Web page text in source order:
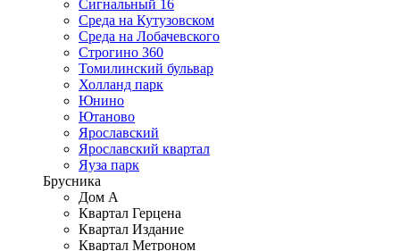
Сигнальный 16
Среда на Кутузовском
Среда на Лобачевского
Строгино 360
Томилинский бульвар
Холланд парк
Юнино
Ютаново
Ярославский
Ярославский квартал
Яуза парк
Брусника
Дом А
Квартал Герцена
Квартал Издание
Квартал Метроном